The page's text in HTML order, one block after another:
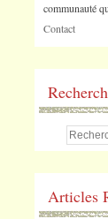
communauté
Contact
Articles